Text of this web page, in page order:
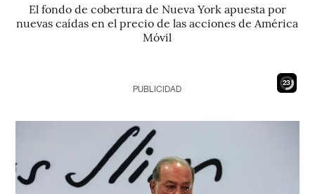
El fondo de cobertura de Nueva York apuesta por
nuevas caídas en el precio de las acciones de América
Móvil
22
PUBLICIDAD